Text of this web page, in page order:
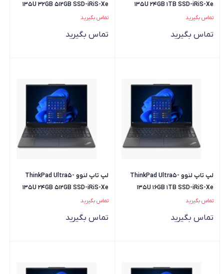
135U 24GB 1TB SSD-iRiS-Xe
تماس بگیرید
تماس بگیرید
135U 32GB 512GB SSD-iRiS-Xe
تماس بگیرید
تماس بگیرید
لپ تاپ لنوو ThinkPad Ultra5-
135U 16GB 1TB SSD-iRiS-Xe
تماس بگیرید
تماس بگیرید
لپ تاپ لنوو ThinkPad Ultra5-
135U 24GB 512GB SSD-iRiS-Xe
تماس بگیرید
تماس بگیرید